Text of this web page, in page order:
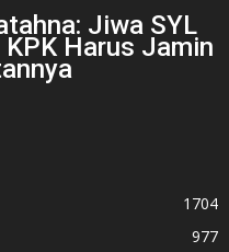
Jiwa SYL
Harus Jamin
1704
977